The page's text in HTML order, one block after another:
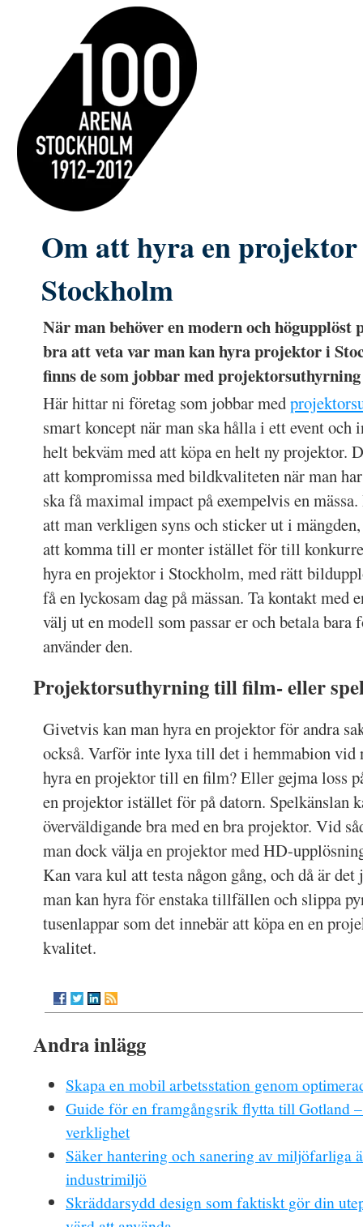
Om att hyra en
Stockholm
När man behöver en modern och
bra att veta var man kan hyra projektor i
finns de som jobbar med projektorsuthyrning
Här hittar ni företag som jobbar med
smart koncept när man ska hålla i ett event och
helt bekväm med att köpa en helt ny projektor.
att kompromissa med bildkvaliteten när man
ska få maximal impact på exempelvis en
att man verkligen syns och sticker ut i
att komma till er monter istället för till
hyra en projektor i Stockholm, med rätt
få en lyckosam dag på mässan. Ta kontakt med
välj ut en modell som passar er och betala
använder den.
Projektorsuthyrning till film- eller
Givetvis kan man hyra en projektor för andra
också. Varför inte lyxa till det i hemmabion
hyra en projektor till en film? Eller gejma loss
en projektor istället för på datorn. Spelkänslan
överväldigande bra med en bra projektor. Vid
man dock välja en projektor med HD-
Kan vara kul att testa någon gång, och då är det
man kan hyra för enstaka tillfällen och slippa
tusenlappar som det innebär att köpa en en
kvalitet.
Andra inlägg
Skapa en mobil arbetsstation genom
Guide för en framgångsrik flytta till Gotland
verklighet
Säker hantering och sanering av miljöfarliga
industrimiljö
Skräddarsydd design som faktiskt gör din